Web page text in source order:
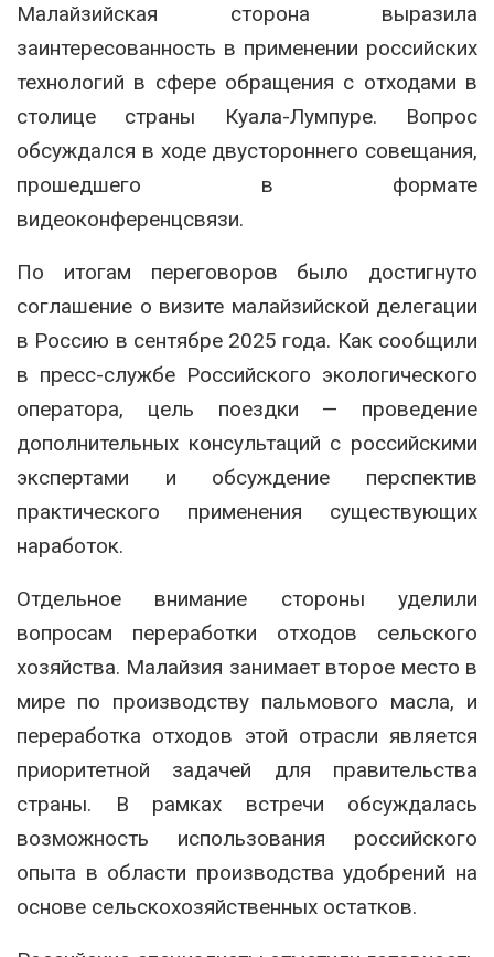
Малайзийская сторона выразила
заинтересованность в применении российских
технологий в сфере обращения с отходами в
столице страны Куала-Лумпуре. Вопрос
обсуждался в ходе двустороннего совещания,
прошедшего в формате
видеоконференцсвязи.
По итогам переговоров было достигнуто
соглашение о визите малайзийской делегации
в Россию в сентябре 2025 года. Как сообщили
в пресс-службе Российского экологического
оператора, цель поездки — проведение
дополнительных консультаций с российскими
экспертами и обсуждение перспектив
практического применения существующих
наработок.
Отдельное внимание стороны уделили
вопросам переработки отходов сельского
хозяйства. Малайзия занимает второе место в
мире по производству пальмового масла, и
переработка отходов этой отрасли является
приоритетной задачей для правительства
страны. В рамках встречи обсуждалась
возможность использования российского
опыта в области производства удобрений на
основе сельскохозяйственных остатков.